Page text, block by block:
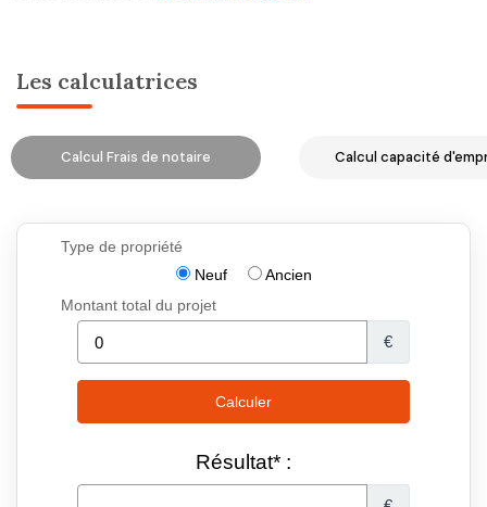
Les calculatrices
Calcul Frais de notaire Calcul capacité